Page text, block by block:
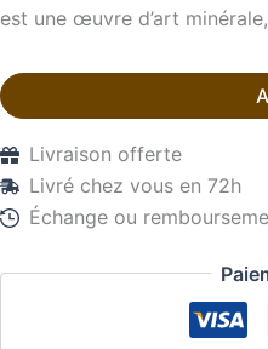
est une œuvre d’art
Livraison offerte
Livré chez vous en 72h
Échange ou